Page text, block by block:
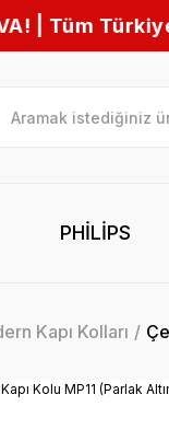
gönderim
PHİLİPS
Kapı Kolları